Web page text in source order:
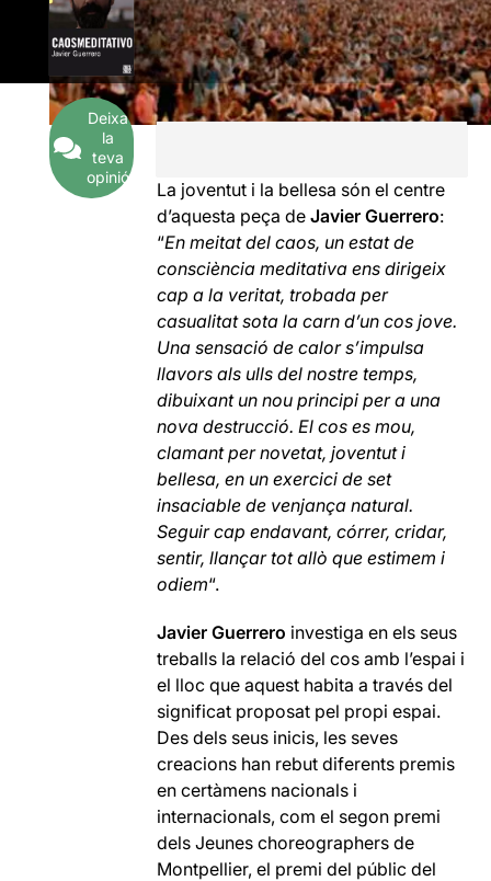
Deixa
la
teva
opinió
La joventut i la bellesa són el centre
d’aquesta peça deJavier Guerrero:
“En meitat del caos, un estat de
consciència meditativa ens dirigeix
cap a la veritat, trobada per
casualitat sota la carn d’un cos jove.
Una sensació de calor s’impulsa
llavors als ulls del nostre temps,
dibuixant un nou principi per a una
nova destrucció. El cos es mou,
clamant per novetat, joventut i
bellesa, en un exercici de set
insaciable de venjança natural.
Seguir cap endavant, córrer, cridar,
sentir, llançar tot allò que estimem i
odiem“.
Javier Guerrero investiga en els seus
treballs la relació del cos amb l’espai i
el lloc que aquest habita a través del
significat proposat pel propi espai.
Des dels seus inicis, les seves
creacions han rebut diferents premis
en certàmens nacionals i
internacionals, com el segon premi
dels Jeunes choreographers de
Montpellier, el premi del públic del